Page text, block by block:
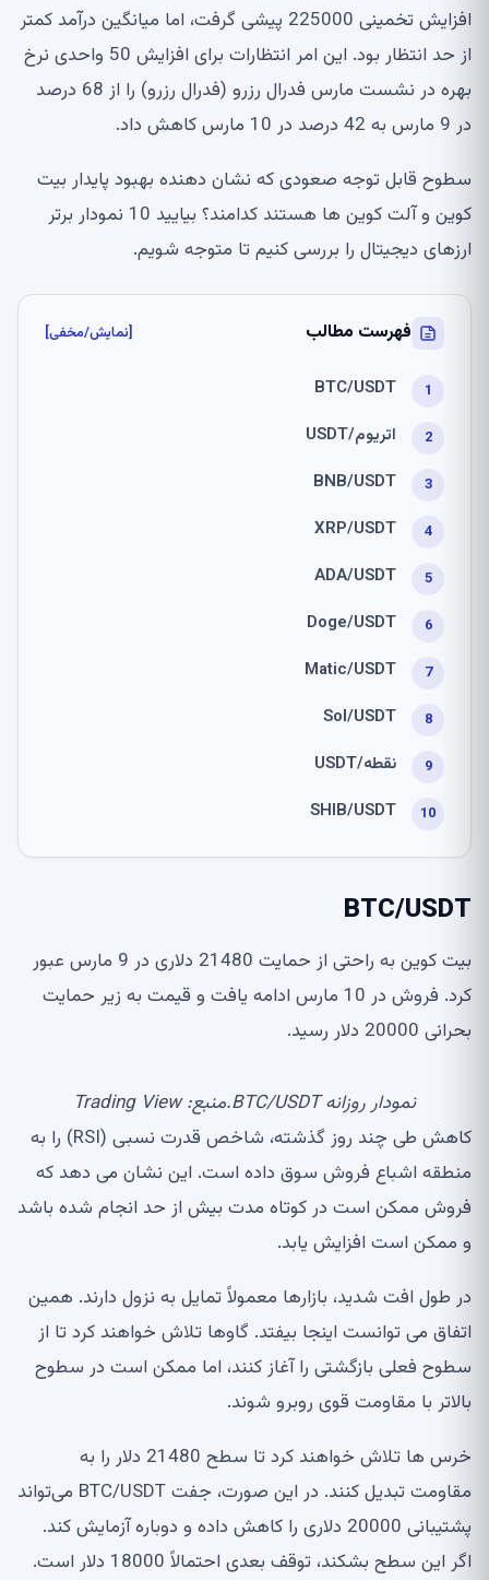
افزایش تخمینی 225000 پیشی گرفت، اما میانگین درآمد کمتر
از حد انتظار بود. این امر انتظارات برای افزایش 50 واحدی نرخ
بهره در نشست مارس فدرال رزرو (فدرال رزرو) را از 68 درصد
در 9 مارس به 42 درصد در 10 مارس کاهش داد.
سطوح قابل توجه صعودی که نشان دهنده بهبود پایدار بیت
کوین و آلت کوین ها هستند کدامند؟ بیایید 10 نمودار برتر
ارزهای دیجیتال را بررسی کنیم تا متوجه شویم.
فهرست مطالب [نمایش/مخفی]
BTC/USDT
اتریوم/USDT
BNB/USDT
XRP/USDT
ADA/USDT
Doge/USDT
Matic/USDT
Sol/USDT
نقطه/USDT
SHIB/USDT
BTC/USDT
بیت کوین به راحتی از حمایت 21480 دلاری در 9 مارس عبور
کرد. فروش در 10 مارس ادامه یافت و قیمت به زیر حمایت
بحرانی 20000 دلار رسید.
نمودار روزانه BTC/USDT.منبع: Trading View
کاهش طی چند روز گذشته، شاخص قدرت نسبی (RSI) را به
منطقه اشباع فروش سوق داده است. این نشان می دهد که
فروش ممکن است در کوتاه مدت بیش از حد انجام شده باشد
و ممکن است افزایش یابد.
در طول افت شدید، بازارها معمولاً تمایل به نزول دارند. همین
اتفاق می توانست اینجا بیفتد. گاوها تلاش خواهند کرد تا از
سطوح فعلی بازگشتی را آغاز کنند، اما ممکن است در سطوح
بالاتر با مقاومت قوی روبرو شوند.
خرس ها تلاش خواهند کرد تا سطح 21480 دلار را به
مقاومت تبدیل کنند. در این صورت، جفت BTC/USDT می‌تواند
پشتیبانی 20000 دلاری را کاهش داده و دوباره آزمایش کند.
اگر این سطح بشکند، توقف بعدی احتمالاً 18000 دلار است.